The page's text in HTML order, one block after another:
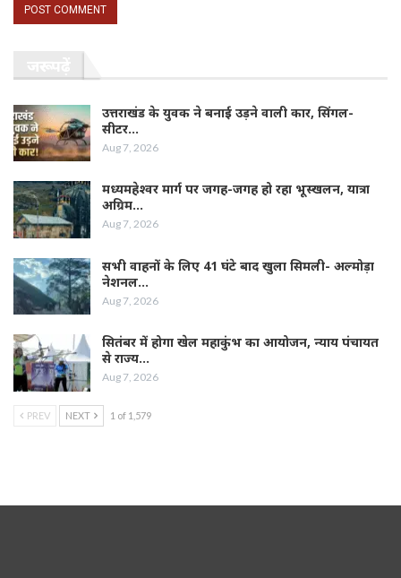
उत्तराखंड के युवक ने बनाई उड़ने वाली कार, सिंगल-
सीटर…
Aug 7, 2026
मध्यमहेश्वर मार्ग पर जगह-जगह हो रहा भूस्खलन, यात्रा
अग्रिम…
Aug 7, 2026
सभी वाहनों के लिए 41 घंटे बाद खुला सिमली- अल्मोड़ा
नेशनल…
Aug 7, 2026
सितंबर में होगा खेल महाकुंभ का आयोजन, न्याय पंचायत
से राज्य…
Aug 7, 2026
PREV NEXT 1 of 1,579